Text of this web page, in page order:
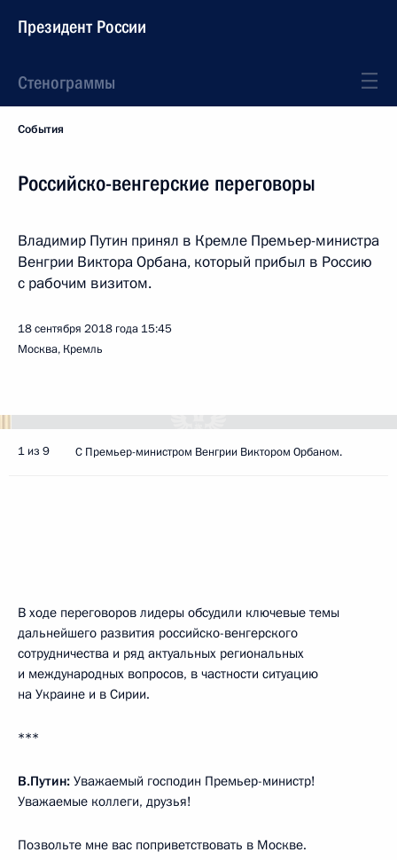
Президент России
Стенограммы
События
Российско-венгерские переговоры
Владимир Путин принял в Кремле Премьер-министра
Венгрии Виктора Орбана, который прибыл в Россию
с рабочим визитом.
18 сентября 2018 года 15:45
Москва, Кремль
1 из 9 С Премьер-министром Венгрии Виктором Орбаном.
В ходе переговоров лидеры обсудили ключевые темы
дальнейшего развития российско-венгерского
сотрудничества и ряд актуальных региональных
и международных вопросов, в частности ситуацию
на Украине и в Сирии.
***
В.Путин: Уважаемый господин Премьер-министр!
Уважаемые коллеги, друзья!
Позвольте мне вас поприветствовать в Москве.